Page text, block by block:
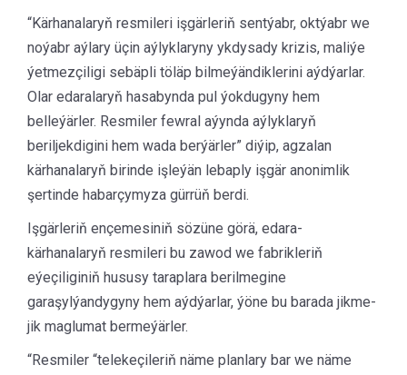
“Kärhanalaryň resmileri işgärleriň sentýabr, oktýabr we
noýabr aýlary üçin aýlyklaryny ykdysady krizis, maliýe
ýetmezçiligi sebäpli töläp bilmeýändiklerini aýdýarlar.
Olar edaralaryň hasabynda pul ýokdugyny hem
belleýärler. Resmiler fewral aýynda aýlyklaryň
beriljekdigini hem wada berýärler” diýip, agzalan
kärhanalaryň birinde işleýän lebaply işgär anonimlik
şertinde habarçymyza gürrüň berdi.
Işgärleriň ençemesiniň sözüne görä, edara-
kärhanalaryň resmileri bu zawod we fabrikleriň
eýeçiliginiň hususy taraplara berilmegine
garaşylýandygyny hem aýdýarlar, ýöne bu barada jikme-
jik maglumat bermeýärler.
“Resmiler “telekeçileriň näme planlary bar we näme